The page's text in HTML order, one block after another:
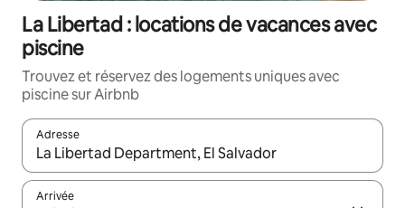
La Libertad : locations de vacances avec
piscine
Trouvez et réservez des logements uniques avec
piscine sur Airbnb
Adresse
Lorsque les résultats s'affichent, utilisez les flèches vers le
Arrivée